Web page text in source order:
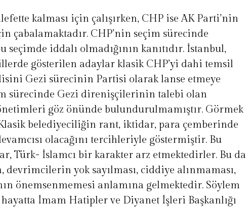
kalması için çalışırken, CHP ise AK Parti’nin
çabalamaktadır. CHP’nin seçim sürecinde
seçimde iddalı olmadığının kanıtıdır. İstanbul,
gösterilen adaylar klasik CHP’yi dahi temsil
Gezi sürecinin Partisi olarak lanse etmeye
sürecinde Gezi direnişçilerinin talebi olan
göz önünde bulundurulmamıştır. Görmek
belediyeciliğin rant, iktidar, para çemberinde
olacağını tercihleriyle göstermiştir. Bu
Türk- İslamcı bir karakter arz etmektedirler. Bu da
yok sayılması, ciddiye alınmaması,
önemsenmemesi anlamına gelmektedir. Söylem
İmam Hatipler ve Diyanet İşleri Başkanlığı